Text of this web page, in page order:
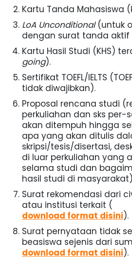
Kartu Tanda Mahasiswa
LoA Unconditional(untuk
dengan surat tanda aktif
Kartu Hasil Studi (KHS)
going).
Sertifikat TOEFL/IELTS
tidak diwajibkan).
Proposal rencana studi
perkuliahan dan sks per-
akan ditempuh hingga
apa yang akan ditulis
skripsi/tesis/disertasi,
di luar perkuliahan yang
selama studi dan
hasil studi di
Surat rekomendasi dari
atau institusi terkait (
download format disini).
Surat pernyataan tidak
beasiswa sejenis dari
download format disini).